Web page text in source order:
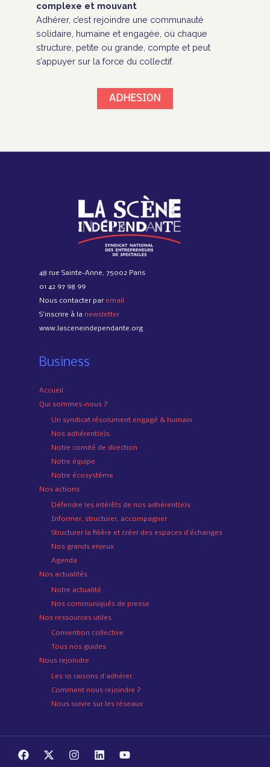
complexe et mouvant
Adhérer, c’est rejoindre une communauté
solidaire, humaine et engagée, où chaque
structure, petite ou grande, compte et peut
s’appuyer sur la force du collectif.
ADHESION
48 rue Sainte-Anne, 75002 Paris
01 42 97 98 99
Nous contacter par email
S’inscrire à la newsletter
www.lasceneindependante.org
Business
Accueil
Qui sommes-nous ?
Un syndicat résolument engagé & humain
Nos adhérent(e)s
Notre comité de direction
Notre équipe
Notre écosystème
Nos actions
Défendre les intérêts de nos adhérent(e)s
Informer, structurer, accompagner
Structurer la filière et créer des espaces d’échanges
Nos grands enjeux
Agenda
Nos actualités
Notre actualité
Nos communiqués de presse
Nos ressources utiles
Convention collective
Tous nos guides
Nous rejoindre
Les 10 raisons d’adhérer
Comment nous rejoindre ?
Nous suivre sur les réseaux